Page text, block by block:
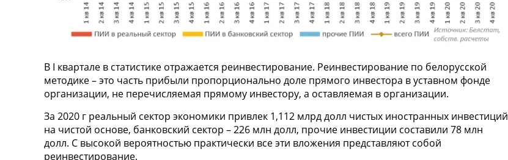
В I квартале в статистике отражается реинвестирование. Реинвестирование по белорусской
методике – это часть прибыли пропорционально доле прямого инвестора в уставном фонде
организации, не перечисляемая прямому инвестору, а оставляемая в организации.
За 2020 г реальный сектор экономики привлек 1,112 млрд долл чистых иностранных инвестиций
на чистой основе, банковский сектор – 226 млн долл, прочие инвестиции составили 78 млн
долл. С высокой вероятностью практически все эти вложения представляют собой
реинвестирование.